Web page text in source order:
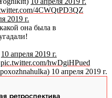
4CWQtPD3QZ
2019 г.
она была в
10 апреля 2019 г.
pic.twitter.com/hwDgiHPued
10 апреля 2019 г.